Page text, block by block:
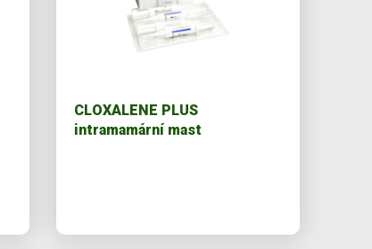
CLOXALENE PLUS
intramamární mast